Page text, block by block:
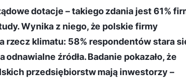
dotacje – takiego zdania jest 61%
Wynika z niego, że polskie firmy
rzecz klimatu: 58% respondentów stara
źródła. Badanie pokazało, że
przedsiębiorstw mają inwestorzy –